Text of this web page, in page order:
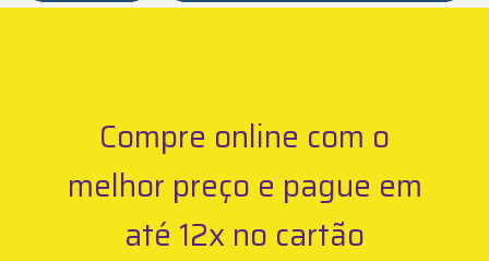
Compre online com o
melhor preço e pague em
até 12x no cartão